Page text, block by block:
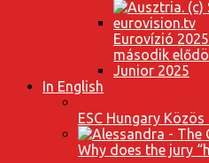
Eurovízió
második
Junior 2025
In English
ESC Hungary Közös
Why does the jury